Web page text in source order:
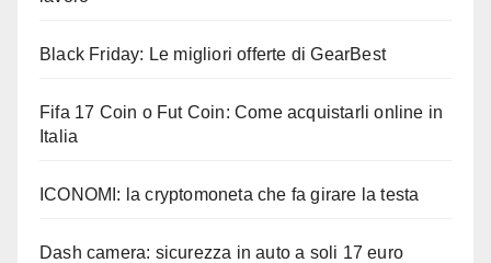
Black Friday: Le migliori offerte di GearBest
Fifa 17 Coin o Fut Coin: Come acquistarli online in
Italia
ICONOMI: la cryptomoneta che fa girare la testa
Dash camera: sicurezza in auto a soli 17 euro